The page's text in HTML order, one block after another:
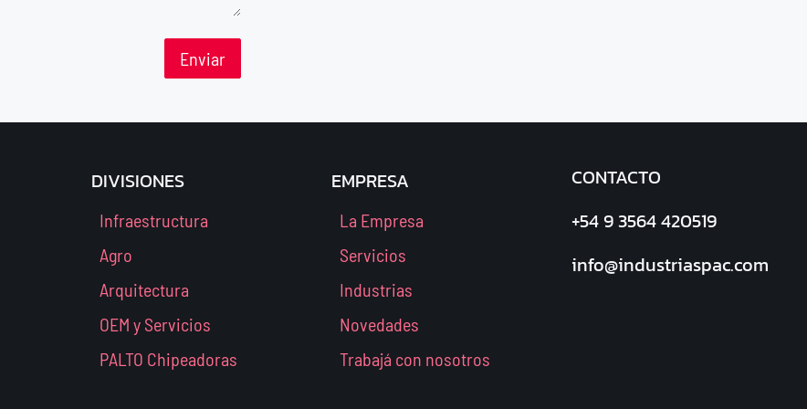
Enviar
DIVISIONES
Infraestructura
Agro
Arquitectura
OEM y Servicios
PALTO Chipeadoras
EMPRESA
La Empresa
Servicios
Industrias
Novedades
Trabajá con nosotros
CONTACTO
+54 9 3564 420519
info@industriaspac.com